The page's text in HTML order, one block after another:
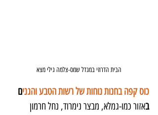
הבית הדרוזי במגדל שמס-צלמה גילי מצא
כוס קפה בחנות נוחות של רשות הטבע והגנים
באזור כמו-גמלא, מבצר נימרוד, נחל חרמון